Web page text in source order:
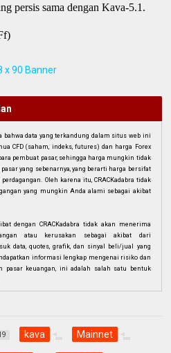
persis sama dengan Kava-5.1.
bahwa data yang terkandung dalam situs web ini
CFD (saham, indeks, futures) dan harga Forex
pembuat pasar, sehingga harga mungkin tidak
yang sebenarnya, yang berarti harga bersifat
Oleh karena itu, CRACKadabra tidak
yang mungkin Anda alami sebagai akibat
dengan CRACKadabra tidak akan menerima
atau kerusakan sebagai akibat dari
data, quotes, grafik, dan sinyal beli/jual yang
informasi lengkap mengenai risiko dan
pasar keuangan, ini adalah salah satu bentuk
kava Mainnet